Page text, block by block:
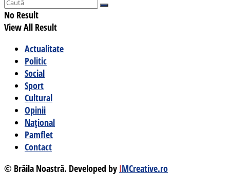
No Result
View All Result
Actualitate
Politic
Social
Sport
Cultural
Opinii
Național
Pamflet
Contact
© Brăila Noastră. Developed by IMCreative.ro